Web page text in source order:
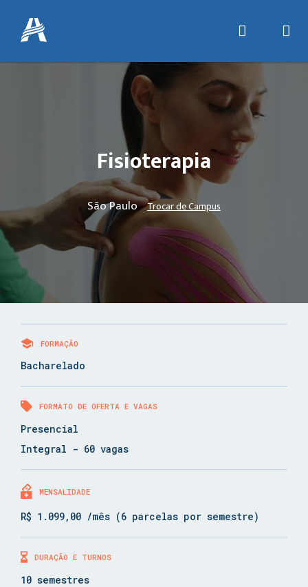
Fisioterapia
São Paulo Trocar de Campus
FORMAÇÃO
Bacharelado
FORMATO DE OFERTA E VAGAS
Presencial
Integral - 60 vagas
MENSALIDADE
R$ 1.099,00 /mês (6 parcelas por semestre)
DURAÇÃO E TURNOS
10 semestres